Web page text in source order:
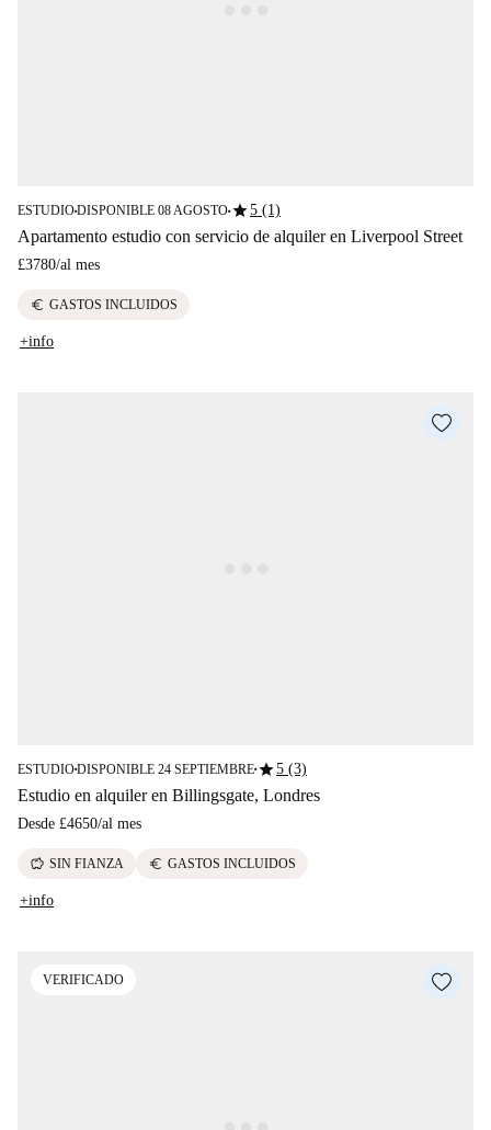
ESTUDIO■DISPONIBLE 08 AGOSTO■star5 (1)
Apartamento estudio con servicio de alquiler en Liverpool Street
£3780/al mes
euro GASTOS INCLUIDOS
+info
ESTUDIO■DISPONIBLE 24 SEPTIEMBRE■star5 (3)
Estudio en alquiler en Billingsgate, Londres
Desde £4650/al mes
savings SIN FIANZA euro GASTOS INCLUIDOS
+info
VERIFICADO